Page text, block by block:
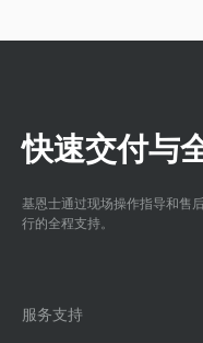
快速交付与
基恩士通过现场操作指导和售
行的全程支持。
服务支持